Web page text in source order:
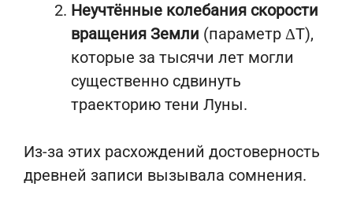
Неучтённые колебания скорости
вращения Земли (параметр ΔT),
которые за тысячи лет могли
существенно сдвинуть
траекторию тени Луны.
Из-за этих расхождений достоверность
древней записи вызывала сомнения.